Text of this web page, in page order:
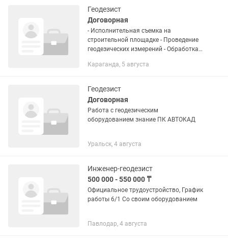
Геодезист
Договорная
- Исполнительная съемка на
строительной площадке - Проведение
геодезических измерений - Обработка
исполнительных схем - Вынос в натуру
Караганда, 5 августа
Геодезист
Договорная
Работа с геодезическим
оборудованием знание ПК АВТОКАД
Уральск, 4 августа
Инженер-геодезист
500 000 - 550 000 ₸
Официальное трудоустройство, График
работы 6/1 Со своим оборудованием
Павлодар, 4 августа